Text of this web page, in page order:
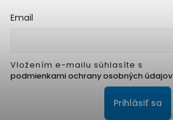
Email
Vložením e-mailu súhlasíte s
podmienkami ochrany osobných údajov
Prihlásiť sa